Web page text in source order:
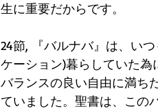
生に重要だからです。
24節, 『バルナバ』は、い
ケーション)暮らしていた
バランスの良い自由に満ち
ていました。聖書は、この